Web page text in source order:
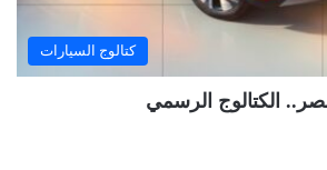
كتالوج السيارات
الكتالوج الرسمي